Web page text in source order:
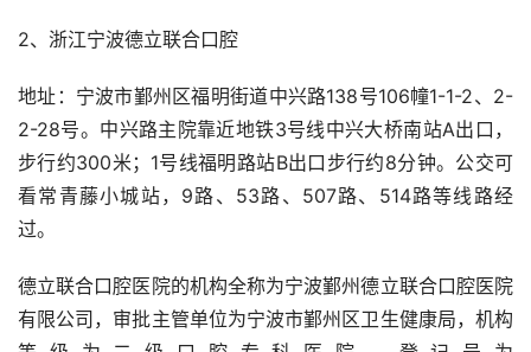
2、浙江宁波德立联合口腔
地址：宁波市鄞州区福明街道中兴路138号106幢1-1-2、2-
2-28号。中兴路主院靠近地铁3号线中兴大桥南站A出口，
步行约300米；1号线福明路站B出口步行约8分钟。公交可
看常青藤小城站，9路、53路、507路、514路等线路经
过。
德立联合口腔医院的机构全称为宁波鄞州德立联合口腔医院
有限公司，审批主管单位为宁波市鄞州区卫生健康局，机构